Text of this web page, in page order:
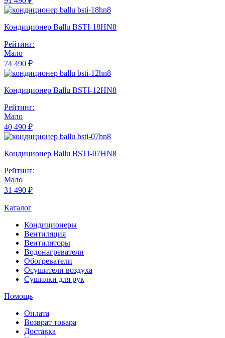
Кондиционер Ballu BSTI-18HN8
Рейтинг:
Мало
74 490 ₽
Кондиционер Ballu BSTI-12HN8
Рейтинг:
Мало
40 490 ₽
Кондиционер Ballu BSTI-07HN8
Рейтинг:
Мало
31 490 ₽
Каталог
Кондиционеры
Вентиляция
Вентиляторы
Водонагреватели
Обогреватели
Осушители воздуха
Сушилки для рук
Помощь
Оплата
Возврат товара
Доставка